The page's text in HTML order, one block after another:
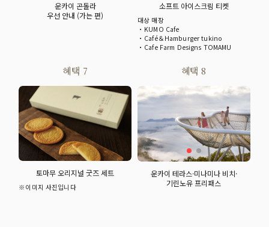
운카이 곤돌라
우선 안내 (가는 편)
소프트 아이스크림 티켓
대상 매장
・KUMO Cafe
・Café＆Hamburger tukino
・Cafe Farm Designs TOMAMU
혜택 7
토마무 오리지널 굿즈 세트
※이미지 사진입니다
혜택 8
운카이 테라스·미나미나 비치·
기린노유 프리패스